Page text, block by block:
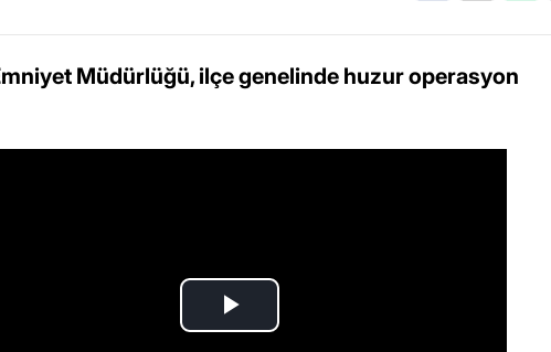
Müdürlüğü, ilçe genelinde huzur operasyon